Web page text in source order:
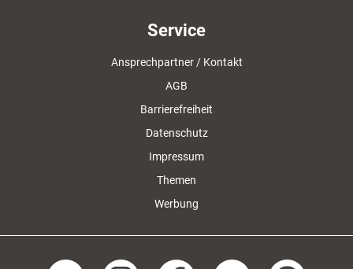
Service
Ansprechpartner / Kontakt
AGB
Barrierefreiheit
Datenschutz
Impressum
Themen
Werbung